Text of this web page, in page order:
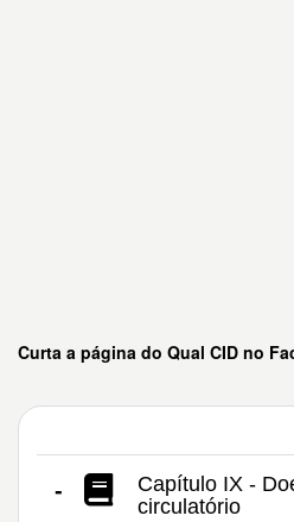
Curta a página do Qual CID no
-
Capítulo IX -
circulatório